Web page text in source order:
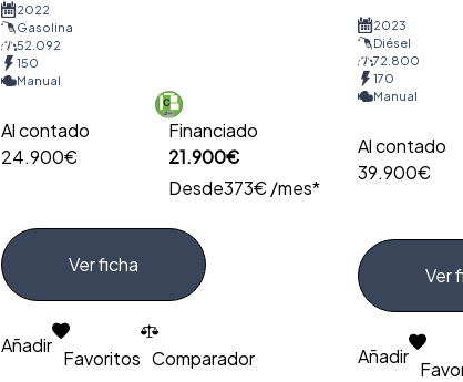
2022
Gasolina
52.092
150
Manual
Al contado
24.900€
Financiado
21.900€
Desde373€ /mes*
Ver ficha
Añadir
Favoritos Comparador
2023
Diésel
72.800
170
Manual
Al contado
39.900€
Ver
Añadir